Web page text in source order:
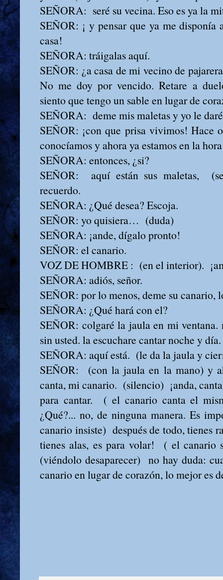
SEÑORA: seré su vecina. Eso es ya la
SEÑOR: ¡ y pensar que ya me disponía
casa!
SEÑORA: tráigalas aquí.
SEÑOR: ¿a casa de mi vecino de
No me doy por vencido. Retare a
siento que tengo un sable en lugar de
SEÑORA: deme mis maletas y yo le
SEÑOR: ¡con que prisa vivimos! Hace
conocíamos y ahora ya estamos en la
SEÑORA: entonces, ¿si?
SEÑOR: aquí están sus maletas,
recuerdo.
SEÑORA: ¿Qué desea? Escoja.
SEÑOR: yo quisiera… (duda)
SEÑORA: ¡ande, dígalo pronto!
SEÑOR: el canario.
VOZ DE HOMBRE : (en el interior).
SEÑORA: adiós, señor.
SEÑOR: por lo menos, deme su canario,
SEÑORA: ¿Qué hará con el?
SEÑOR: colgaré la jaula en mi
sin usted. la escuchare cantar noche y día.
SEÑORA: aquí está. (le da la jaula y
SEÑOR: (con la jaula en la mano) y
canta, mi canario. (silencio) ¡anda,
para cantar. ( el canario canta el
¿Qué?... no, de ninguna manera. Es
canario insiste) después de todo, tienes
tienes alas, es para volar! ( el canario
(viéndolo desaparecer) no hay duda:
canario en lugar de corazón, lo mejor es